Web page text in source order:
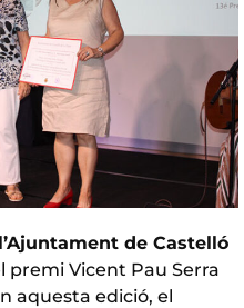
l’Ajuntament de Castelló
premi Vicent Pau Serra
aquesta edició, el